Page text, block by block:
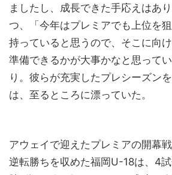
ましたし、成長できた手応えはあ
つ、「今年はプレミアでも上位を
持っていると思うので、そこに向
準備できるかが大事かなと思って
り。彼らが充実したプレシーズン
は、至るところに漂っていた。
アウェイで迎えたプレミアの開幕
逆転勝ちを収めた福岡U-18は、4